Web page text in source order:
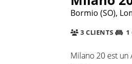
Bormio (SO),
3 CLIENTS 1
Milano 20 est